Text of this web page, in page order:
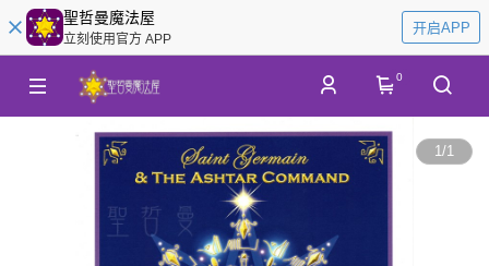
聖哲曼魔法屋
立刻使用官方 APP
开启APP
0
1/1